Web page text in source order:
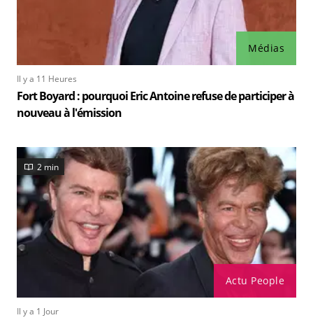
Médias
Il y a 11 Heures
Fort Boyard : pourquoi Eric Antoine refuse de participer à
nouveau à l'émission
Actu People
2 min
Il y a 1 Jour